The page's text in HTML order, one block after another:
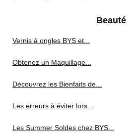
Beauté
Vernis à ongles BYS et...
Obtenez un Maquillage...
Découvrez les Bienfaits de...
Les erreurs à éviter lors...
Les Summer Soldes chez BYS...